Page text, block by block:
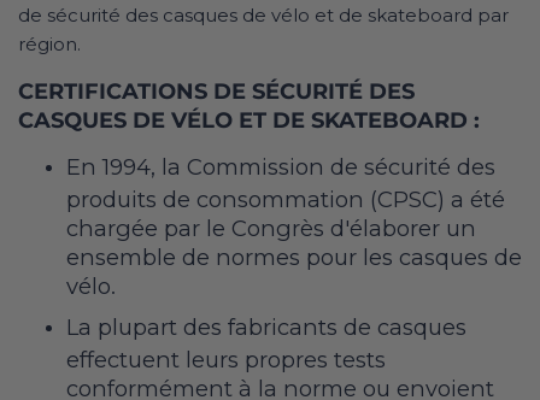
de sécurité des casques de vélo et de skateboard par
région.
CERTIFICATIONS DE SÉCURITÉ DES
CASQUES DE VÉLO ET DE SKATEBOARD :
En 1994, la Commission de sécurité des
produits de consommation (CPSC) a été
chargée par le Congrès d'élaborer un
ensemble de normes pour les casques de
vélo.
La plupart des fabricants de casques
effectuent leurs propres tests
conformément à la norme ou envoient